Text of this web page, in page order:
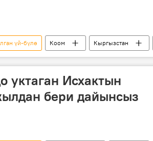
үй-бүлө Коом Кыргызстан
картон үй-бүлө
Исхактын
бери дайынсыз